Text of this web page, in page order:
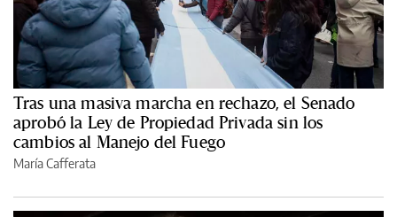
Tras una masiva marcha en rechazo, el Senado
aprobó la Ley de Propiedad Privada sin los
cambios al Manejo del Fuego
María Cafferata